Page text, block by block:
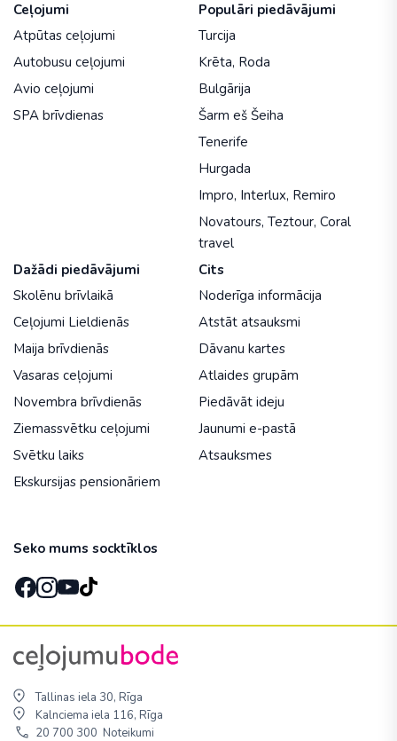
Ceļojumi
Atpūtas ceļojumi
Autobusu ceļojumi
Avio ceļojumi
SPA brīvdienas
Populāri piedāvājumi
Turcija
Krēta, Roda
Bulgārija
Šarm eš Šeiha
Tenerife
Hurgada
Impro, Interlux, Remiro
Novatours, Teztour, Coral
travel
Dažādi piedāvājumi
Skolēnu brīvlaikā
Ceļojumi Lieldienās
Maija brīvdienās
Vasaras ceļojumi
Novembra brīvdienās
Ziemassvētku ceļojumi
Svētku laiks
Ekskursijas pensionāriem
Cits
Noderīga informācija
Atstāt atsauksmi
Dāvanu kartes
Atlaides grupām
Piedāvāt ideju
Jaunumi e-pastā
Atsauksmes
Seko mums socktīklos
Tallinas iela 30, Rīga
Kalnciema iela 116, Rīga
20 700 300 Noteikumi